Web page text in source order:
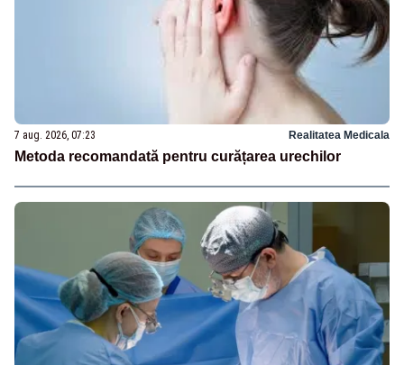
7 aug. 2026, 07:23 Realitatea Medicala
Metoda recomandată pentru curățarea urechilor